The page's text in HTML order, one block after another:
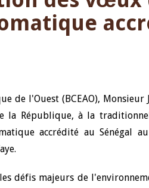
de l'Ouest (BCEAO), Monsieur
République, à la
accrédité au Sénégal
défis majeurs de